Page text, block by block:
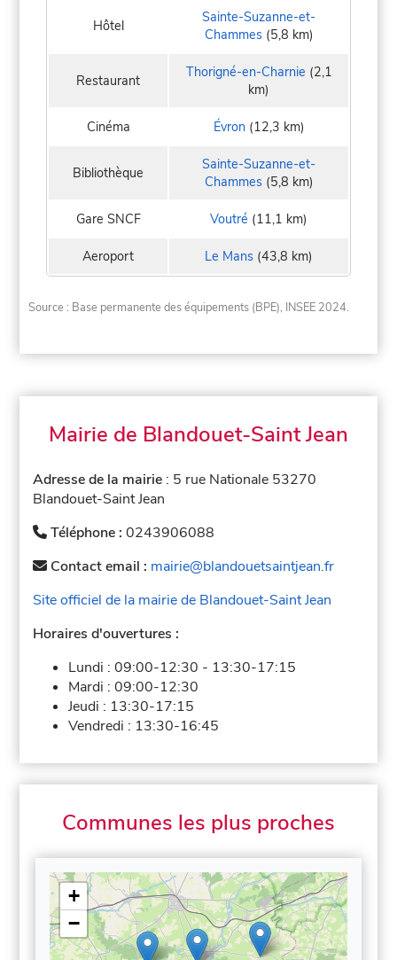
Hôtel
Sainte-Suzanne-et-
Chammes(5,8 km)
Restaurant Thorigné-en-Charnie (2,1
km)
Cinéma Évron(12,3 km)
Bibliothèque
Sainte-Suzanne-et-
Chammes(5,8 km)
Gare SNCF Voutré (11,1 km)
Aeroport Le Mans (43,8 km)
Source : Base permanente des équipements (BPE), INSEE 2024.
Mairie de Blandouet-Saint Jean
Adresse de la mairie : 5 rue Nationale 53270
Blandouet-Saint Jean
Téléphone :0243906088
Contact email : mairie@blandouetsaintjean.fr
Site officiel de la mairie de Blandouet-Saint Jean
Horaires d'ouvertures :
Lundi :09:00-12:30 - 13:30-17:15
Mardi :09:00-12:30
Jeudi : 13:30-17:15
Vendredi : 13:30-16:45
Communes les plus proches
+
−